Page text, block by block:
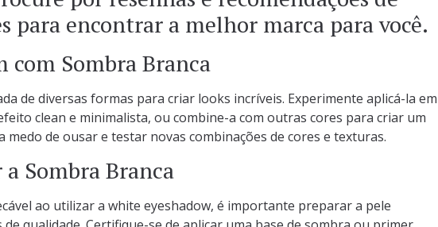
para encontrar a melhor marca para você.
com Sombra Branca
de diversas formas para criar looks incríveis. Experimente aplicá-la em
clean e minimalista, ou combine-a com outras cores para criar um
de ousar e testar novas combinações de cores e texturas.
Sombra Branca
ao utilizar a white eyeshadow, é importante preparar a pele